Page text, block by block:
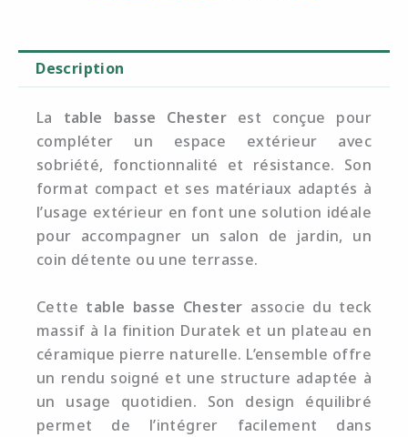
Description
La table basse Chester est conçue pour
compléter un espace extérieur avec
sobriété, fonctionnalité et résistance. Son
format compact et ses matériaux adaptés à
l’usage extérieur en font une solution idéale
pour accompagner un salon de jardin, un
coin détente ou une terrasse.
Cette table basse Chester associe du teck
massif à la finition Duratek et un plateau en
céramique pierre naturelle. L’ensemble offre
un rendu soigné et une structure adaptée à
un usage quotidien. Son design équilibré
permet de l’intégrer facilement dans